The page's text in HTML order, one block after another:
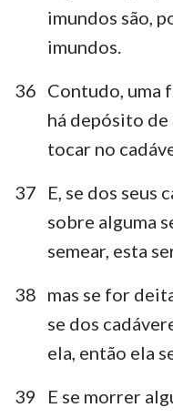
imundos são,
imundos.
36 Contudo, uma
há depósito de
tocar no
37
E, se dos seus
sobre alguma
semear, esta
38 mas se for
se dos
ela, então ela
39
E se morrer